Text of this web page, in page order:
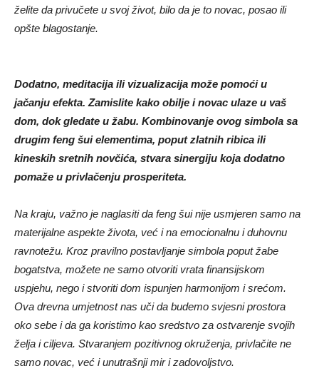
želite da privučete u svoj život, bilo da je to novac, posao ili
opšte blagostanje.
Dodatno, meditacija ili vizualizacija može pomoći u
jačanju efekta. Zamislite kako obilje i novac ulaze u vaš
dom, dok gledate u žabu. Kombinovanje ovog simbola sa
drugim feng šui elementima, poput zlatnih ribica ili
kineskih sretnih novčića, stvara sinergiju koja dodatno
pomaže u privlačenju prosperiteta.
Na kraju, važno je naglasiti da feng šui nije usmjeren samo na
materijalne aspekte života, već i na emocionalnu i duhovnu
ravnotežu. Kroz pravilno postavljanje simbola poput žabe
bogatstva, možete ne samo otvoriti vrata finansijskom
uspjehu, nego i stvoriti dom ispunjen harmonijom i srećom.
Ova drevna umjetnost nas uči da budemo svjesni prostora
oko sebe i da ga koristimo kao sredstvo za ostvarenje svojih
želja i ciljeva. Stvaranjem pozitivnog okruženja, privlačite ne
samo novac, već i unutrašnji mir i zadovoljstvo.